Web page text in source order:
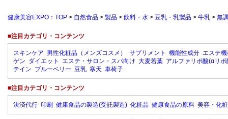
健康美容EXPO：TOP > 自然食品 > 製品 > 飲料・水 > 豆乳・乳製品 > 牛乳 > 無
■注目カテゴリ・コンテンツ
スキンケア 男性化粧品（メンズコスメ） サプリメント 機能性成分 エステ
ゲン ダイエット エステ・サロン・スパ向け 大麦若葉 アルファリポ酸(αリポ
テイン ブルーベリー 豆乳 寒天 車椅子
■注目カテゴリ・コンテンツ
決済代行 印刷 健康食品の製造(受託製造) 化粧品 健康食品の原料 美容・化